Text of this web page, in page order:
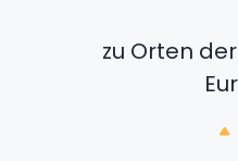
zu Orten